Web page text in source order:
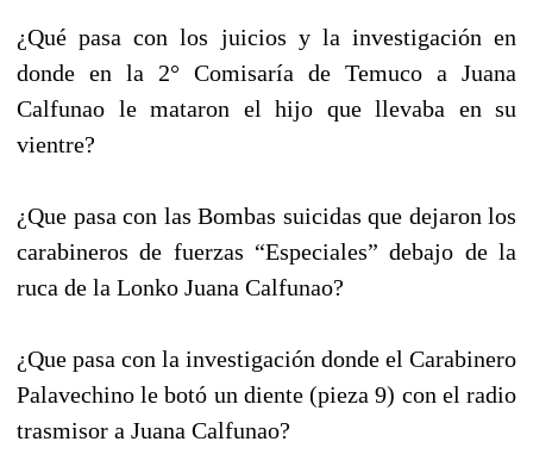
¿Qué pasa con los juicios y la investigación en
donde en la 2° Comisaría de Temuco a Juana
Calfunao le mataron el hijo que llevaba en su
vientre?
¿Que pasa con las Bombas suicidas que dejaron los
carabineros de fuerzas “Especiales” debajo de la
ruca de la Lonko Juana Calfunao?
¿Que pasa con la investigación donde el Carabinero
Palavechino le botó un diente (pieza 9) con el radio
trasmisor a Juana Calfunao?